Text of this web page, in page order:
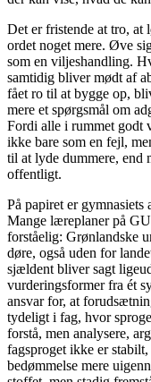
Det er fristende at tro, at
ordet noget mere. Øve
som en viljeshandling.
samtidig bliver mødt af
fået ro til at bygge op,
mere et spørgsmål om
Fordi alle i rummet
ikke bare som en fejl,
til at lyde dummere, end
offentligt.
På papiret er gymnasiets
Mange læreplaner på
forståelig: Grønlandske
døre, også uden for
sjældent bliver sagt
vurderingsformer fra ét
ansvar for, at
tydeligt i fag, hvor
forstå, men analysere,
fagsproget ikke er
bedømmelse mere